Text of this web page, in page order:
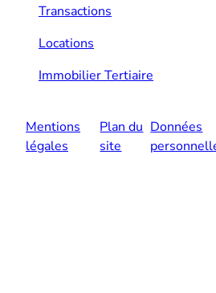
Transactions
Locations
Immobilier Tertiaire
Mentions
légales
Plan du
site
Données